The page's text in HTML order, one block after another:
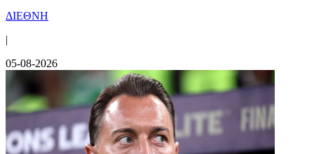
ΔΙΕΘΝΗ
|
05-08-2026